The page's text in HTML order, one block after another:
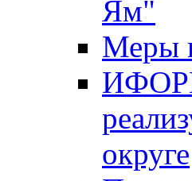
Ям"
Меры
округе